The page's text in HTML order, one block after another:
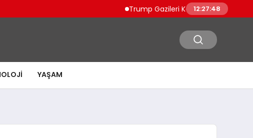
Trump Gazileri Kamyon Şoförü Yapacak
12:27:49
YAŞAM